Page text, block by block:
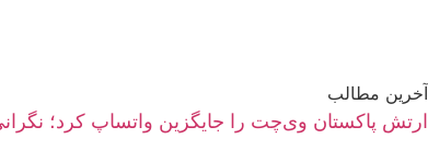
آخرین مطالب
ارتش پاکستان وی‌چت را جایگزین واتساپ کرد؛